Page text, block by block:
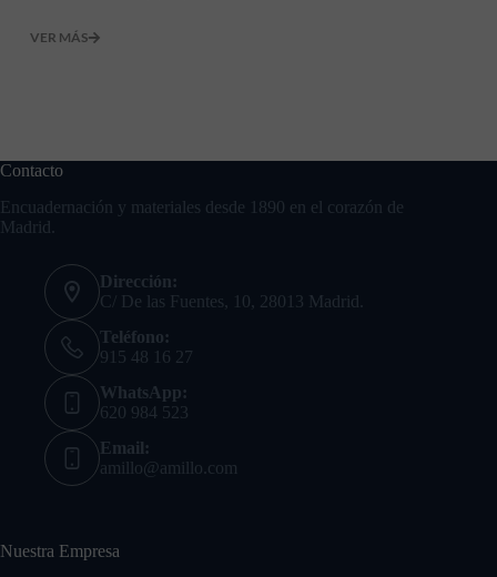
VER MÁS
Contacto
Encuadernación y materiales desde 1890 en el corazón de
Madrid.
Dirección:
C/ De las Fuentes, 10, 28013 Madrid.
Teléfono:
915 48 16 27
WhatsApp:
620 984 523
Email:
amillo@amillo.com
Nuestra Empresa